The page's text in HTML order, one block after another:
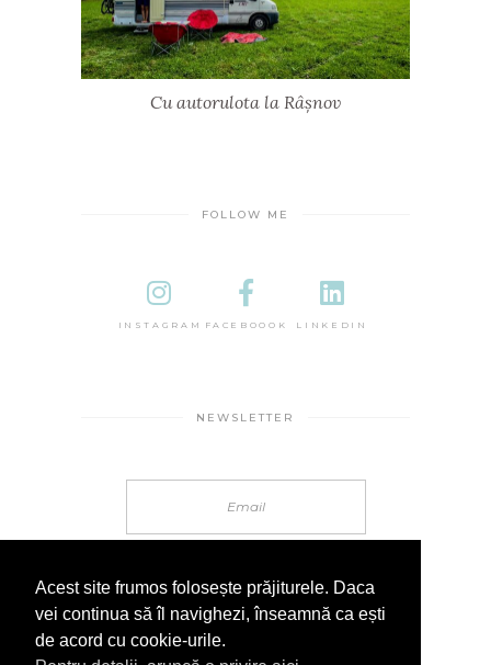
Cu autorulota la Râșnov
FOLLOW ME
INSTAGRAM FACEBOOOK LINKEDIN
NEWSLETTER
Acest site frumos folosește prăjiturele. Daca
vei continua să îl navighezi, înseamnă ca ești
de acord cu cookie-urile.